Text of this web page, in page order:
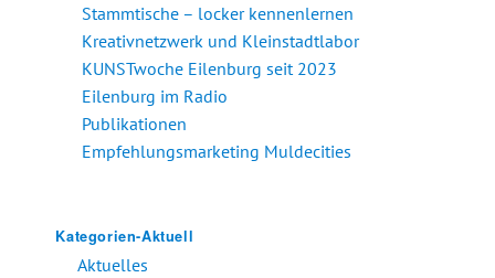
Stammtische – locker kennenlernen
Kreativnetzwerk und Kleinstadtlabor
KUNSTwoche Eilenburg seit 2023
Eilenburg im Radio
Publikationen
Empfehlungsmarketing Muldecities
Kategorien-Aktuell
Aktuelles